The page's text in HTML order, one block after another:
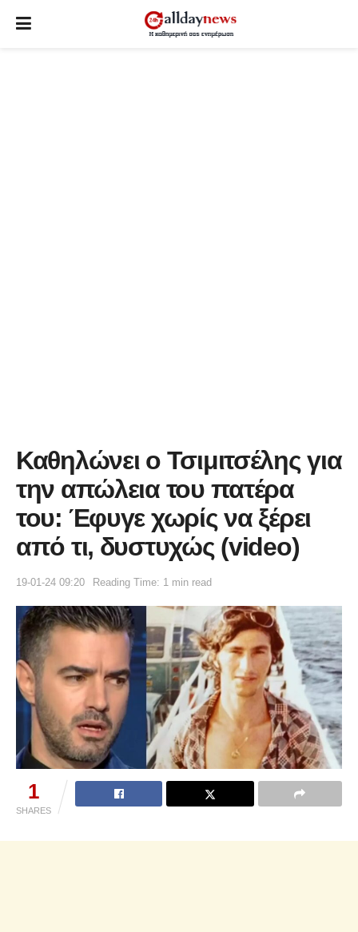
Καθηλώνει ο Τσιμιτσέλης για
την απώλεια του πατέρα
του: Έφυγε χωρίς να ξέρει
από τι, δυστυχώς (video)
19-01-24 09:20 Reading Time: 1 min read
1
SHARES